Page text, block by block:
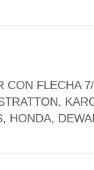
CON FLECHA
HONDA,